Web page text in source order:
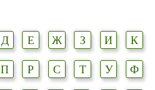
Д Е Ж З И
К
П Р С Т У
Ф